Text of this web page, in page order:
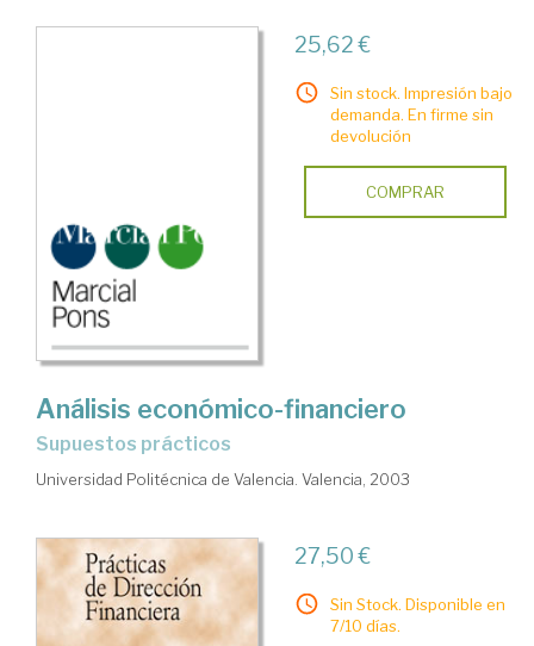
25,62 €
Sin stock. Impresión bajo
demanda. En firme sin
devolución
COMPRAR
Análisis económico-financiero
supuestos prácticos
Universidad Politécnica de Valencia. Valencia, 2003
27,50 €
Sin Stock. Disponible en
7/10 días.